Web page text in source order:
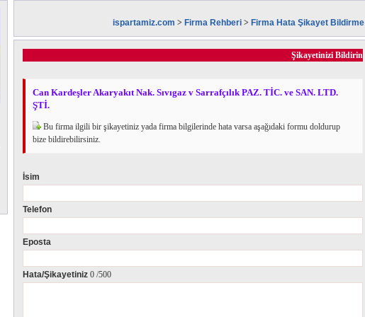
ispartamiz.com > Firma Rehberi > Firma Hata Şikayet Bildirme
Şikayetinizi Bildirin
Can Kardeşler Akaryakıt Nak. Sıvıgaz v Sarrafçılık PAZ. TİC. ve SAN. LTD.
ŞTİ.
Bu firma ilgili bir şikayetiniz yada firma bilgilerinde hata varsa aşağıdaki formu doldurup
bize bildirebilirsiniz.
İsim
Telefon
Eposta
Hata/Şikayetiniz 0 /500